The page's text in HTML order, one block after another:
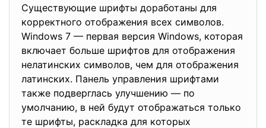
Существующие шрифты доработаны для
корректного отображения всех символов.
Windows 7 — первая версия Windows, которая
включает больше шрифтов для отображения
нелатинских символов, чем для отображения
латинских. Панель управления шрифтами
также подверглась улучшению — по
умолчанию, в ней будут отображаться только
те шрифты, раскладка для которых